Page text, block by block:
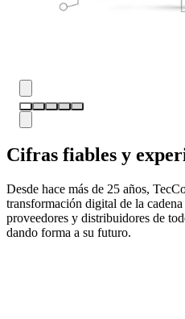
Cifras fiables y
Desde hace más de 25 años,
transformación digital de la
proveedores y distribuidores de
dando forma a su futuro.